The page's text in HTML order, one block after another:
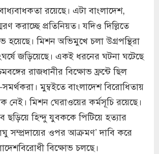
বাধ্যবাধকতা রয়েছে। এটা বাংলাদেশ,
করাচ্ছে প্রতিনিয়ত। যদিও দিল্লিতে
মিশন অভিমুখে চলা উগ্রপন্থিরা
জড়িয়েছে। একই ধরনের ঘটনা ঘটেছে
রাজধানীর বিক্ষোভ ফ্রন্টে ছিল
মুম্বইতে বাংলাদেশ বিরোধিতায়
মিশন ঘেরাওয়ের কর্মসূচি রয়েছে।
হিন্দু যুবককে পিটিয়ে হত্যার
সম্প্রদায়ের ওপর আক্রমণ’ দাবি করে
বিক্ষোভ চলছে।